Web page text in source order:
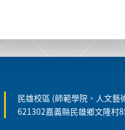
民雄校區 (師範學院、人文藝
621302嘉義縣民雄鄉文隆村